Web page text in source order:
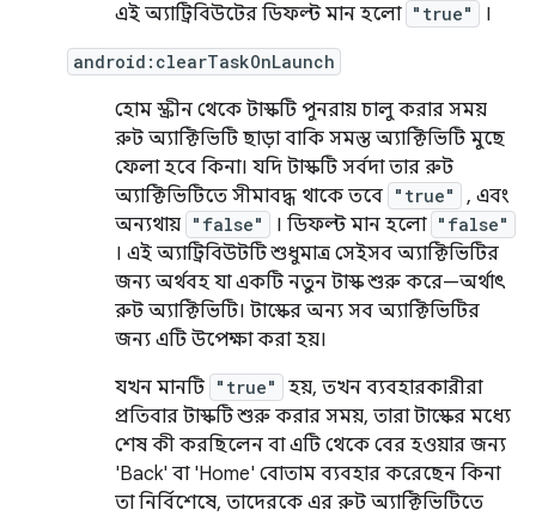
এই অ্যাট্রিবিউটের ডিফল্ট মান হলো "true" ।
android:clearTaskOnLaunch
হোম স্ক্রীন থেকে টাস্কটি পুনরায় চালু করার সময়
রুট অ্যাক্টিভিটি ছাড়া বাকি সমস্ত অ্যাক্টিভিটি মুছে
ফেলা হবে কিনা। যদি টাস্কটি সর্বদা তার রুট
অ্যাক্টিভিটিতে সীমাবদ্ধ থাকে তবে "true"
, এবং
অন্যথায় "false" । ডিফল্ট মান হলো "false"
। এই অ্যাট্রিবিউটটি শুধুমাত্র সেইসব অ্যাক্টিভিটির
জন্য অর্থবহ যা একটি নতুন টাস্ক শুরু করে—অর্থাৎ
রুট অ্যাক্টিভিটি। টাস্কের অন্য সব অ্যাক্টিভিটির
জন্য এটি উপেক্ষা করা হয়।
যখন মানটি "true"
হয়, তখন ব্যবহারকারীরা
প্রতিবার টাস্কটি শুরু করার সময়, তারা টাস্কের মধ্যে
শেষ কী করছিলেন বা এটি থেকে বের হওয়ার জন্য
'Back' বা 'Home' বোতাম ব্যবহার করেছেন কিনা
তা নির্বিশেষে, তাদেরকে এর রুট অ্যাক্টিভিটিতে